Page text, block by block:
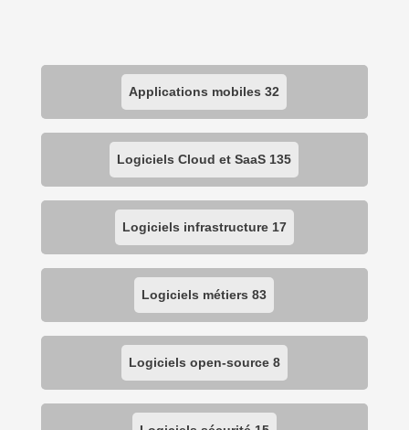
Applications mobiles32
Logiciels Cloud et SaaS 135
Logiciels infrastructure 17
Logiciels métiers83
Logiciels open-source 8